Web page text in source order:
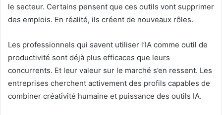
le secteur. Certains pensent que ces outils vont supprimer
des emplois. En réalité, ils créent de nouveaux rôles.
Les professionnels qui savent utiliser l’IA comme outil de
productivité sont déjà plus efficaces que leurs
concurrents. Et leur valeur sur le marché s’en ressent. Les
entreprises cherchent activement des profils capables de
combiner créativité humaine et puissance des outils IA.